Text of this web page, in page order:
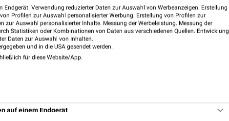
Angebote
Verwendung reduzierter Daten zur Auswahl von Werbeanzeigen. Erstellung
Profilen zur Auswahl personalisierter Werbung. Erstellung von Profilen zur
zur Auswahl personalisierter Inhalte. Messung der Werbeleistung. Messung der
Statistiken oder Kombinationen von Daten aus verschiedenen Quellen. Entwicklung
Daten zur Auswahl von Inhalten.
und in die USA gesendet werden.
für diese Website/App.
auf einem Endgerät